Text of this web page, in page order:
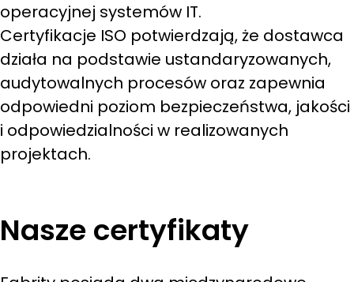
operacyjnej systemów IT.
Certyfikacje ISO potwierdzają, że dostawca
działa na podstawie ustandaryzowanych,
audytowalnych procesów oraz zapewnia
odpowiedni poziom bezpieczeństwa, jakości
i odpowiedzialności w realizowanych
projektach.
Nasze certyfikaty